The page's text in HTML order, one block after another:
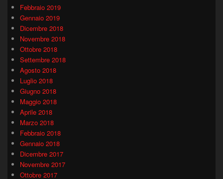
Febbraio 2019
Gennaio 2019
Dicembre 2018
Novembre 2018
Ottobre 2018
Settembre 2018
Agosto 2018
Luglio 2018
Giugno 2018
Maggio 2018
Aprile 2018
Marzo 2018
Febbraio 2018
Gennaio 2018
Dicembre 2017
Novembre 2017
Ottobre 2017